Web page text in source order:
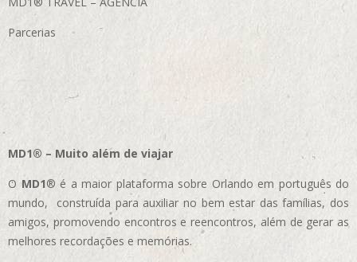
Parcerias
MD1® – Muito além de viajar
O MD1® é a maior plataforma sobre Orlando em português do
mundo, construída para auxiliar no bem estar das famílias, dos
amigos, promovendo encontros e reencontros, além de gerar as
melhores recordações e memórias.